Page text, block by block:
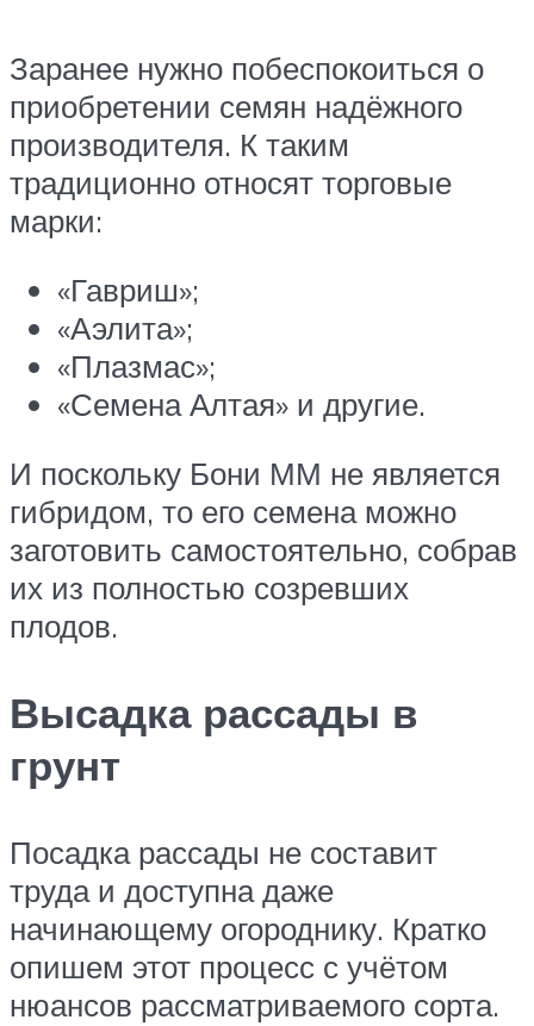
Заранее нужно побеспокоиться о
приобретении семян надёжного
производителя. К таким
традиционно относят торговые
марки:
«Гавриш»;
«Аэлита»;
«Плазмас»;
«Семена Алтая» и другие.
И поскольку Бони ММ не является
гибридом, то его семена можно
заготовить самостоятельно, собрав
их из полностью созревших
плодов.
Высадка рассады в
грунт
Посадка рассады не составит
труда и доступна даже
начинающему огороднику. Кратко
опишем этот процесс с учётом
нюансов рассматриваемого сорта.